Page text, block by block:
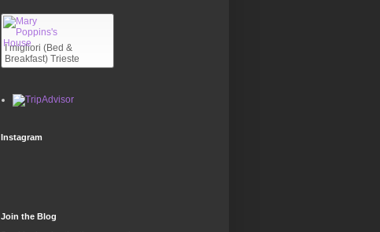
I migliori (Bed &
Breakfast) Trieste
Instagram
Join the Blog